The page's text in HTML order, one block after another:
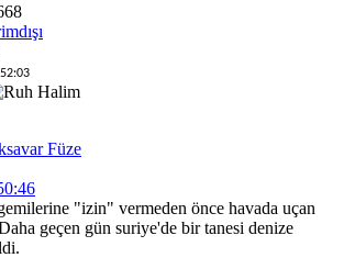
Füze
"izin" vermeden önce havada uçan
geçen gün suriye'de bir tanesi denize